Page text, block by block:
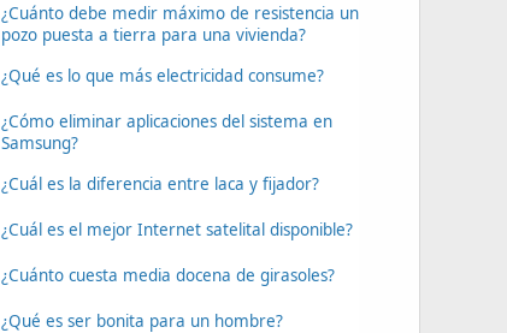
¿Cuánto debe medir máximo de resistencia un
pozo puesta a tierra para una vivienda?
¿Qué es lo que más electricidad consume?
¿Cómo eliminar aplicaciones del sistema en
Samsung?
¿Cuál es la diferencia entre laca y fijador?
¿Cuál es el mejor Internet satelital disponible?
¿Cuánto cuesta media docena de girasoles?
¿Qué es ser bonita para un hombre?